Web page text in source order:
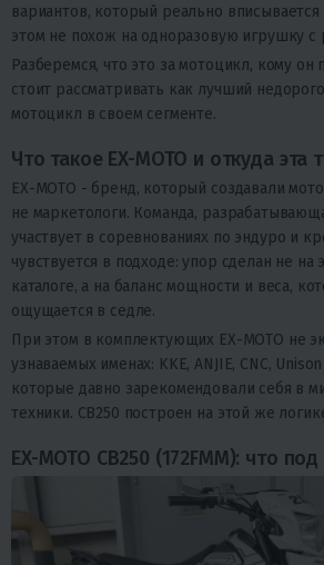
вариантов, который реально
этом не похож на одноразовую игрушку с
Разберемся, что это за мотоцикл, кому он
стоит рассматривать как лучший
мотоцикл в своем сегменте.
Что такое EX-MOTO и откуда эта
EX-MOTO - бренд, который создавали
не маркетологи. Команда,
участвует в соревнованиях по эндуро и
чувствуется в подходе: упор сделан не
каталоге, а на баланс мощности и веса,
ощущается в седле.
При этом в комплектующих EX-MOTO не
узнаваемых именах: KKE, ANJIE, CNC,
которые давно зарекомендовали себя в
техники. CB250 построен на этой же
EX-MOTO CB250 (172FMM): что